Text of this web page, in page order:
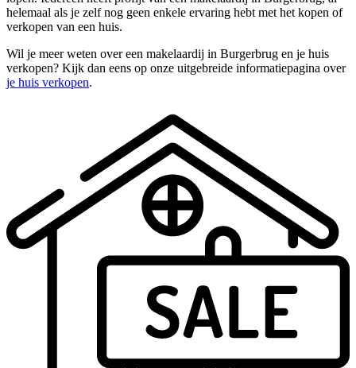
helemaal als je zelf nog geen enkele ervaring hebt met het kopen of
verkopen van een huis.
Wil je meer weten over een makelaardij in Burgerbrug en je huis
verkopen? Kijk dan eens op onze uitgebreide informatiepagina over
je huis verkopen.